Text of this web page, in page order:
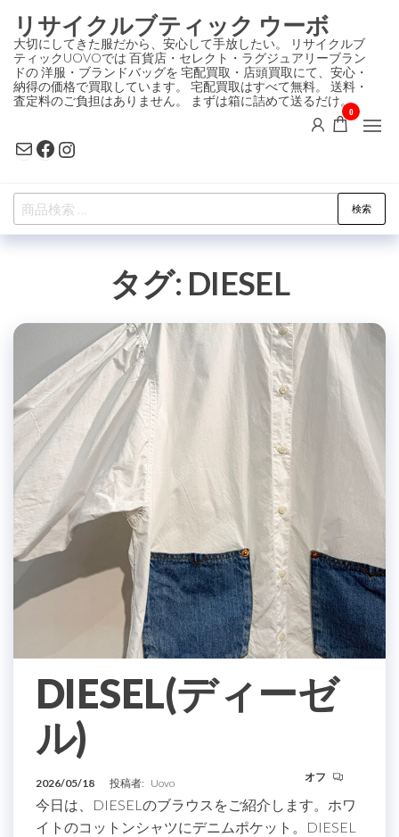
ン
テ
ン
ツ
プ
リサイクルブティック ウーボ
大切にしてきた服だから、安心して手放したい。 リサイクルブ
ティックUOVOでは 百貨店・セレクト・ラグジュアリーブラン
ドの 洋服・ブランドバッグを 宅配買取・店頭買取にて、安心・
納得の価格で買取しています。 宅配買取はすべて無料。 送料・
査定料のご負担はありません。 まずは箱に詰めて送るだけ。
MailFacebook
Instagram
0
検
索
検索
タグ: DIESEL
DIESEL(ディーゼ
ル)
2026/05/18 投稿者: Uovo オフ
今日は、DIESELのブラウスをご紹介します。ホワ
イトのコットンシャツにデニムポケット。DIESEL